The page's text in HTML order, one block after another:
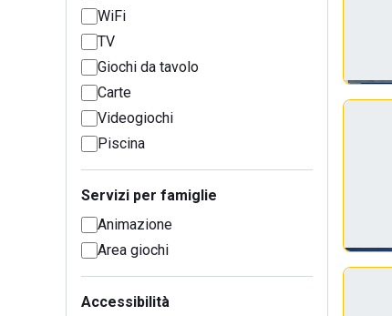
WiFi
TV
Giochi da tavolo
Carte
Videogiochi
Piscina
Servizi per famiglie
Animazione
Area giochi
Accessibilità